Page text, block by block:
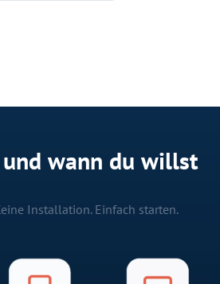
wann du willst
Installation. Einfach starten.